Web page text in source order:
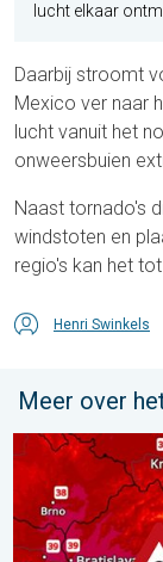
lucht elkaar
Daarbij stroomt
Mexico ver naar
lucht vanuit het
onweersbuien
Naast tornado's
windstoten en
regio's kan het
Henri Swinkels
Meer over
Extreme hitte in